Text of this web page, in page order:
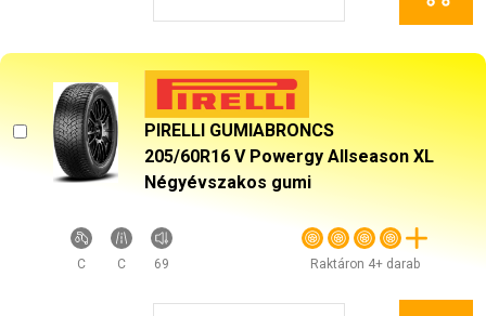
PIRELLI GUMIABRONCS
205/60R16 V Powergy Allseason XL
Négyévszakos gumi
C C 69 Raktáron 4+ darab